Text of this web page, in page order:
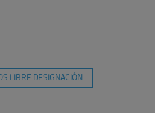
LIBRE DESIGNACIÓN